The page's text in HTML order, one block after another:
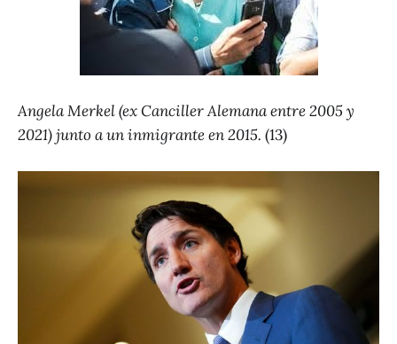
Angela Merkel (ex Canciller Alemana entre 2005 y
2021) junto a un inmigrante en 2015. (13)